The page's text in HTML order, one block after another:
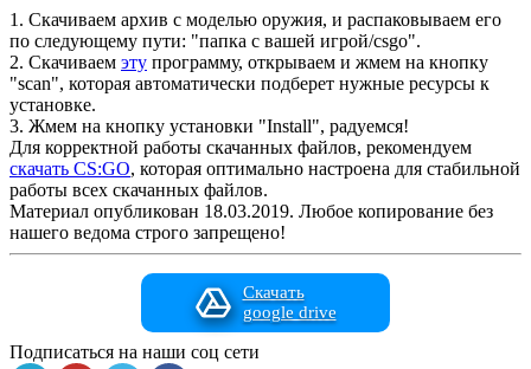
1. Скачиваем архив с моделью оружия, и распаковываем его
по следующему пути: "папка с вашей игрой/csgo".
2. Скачиваем эту программу, открываем и жмем на кнопку
"scan", которая автоматически подберет нужные ресурсы к
установке.
3. Жмем на кнопку установки "Install", радуемся!
Для корректной работы скачанных файлов, рекомендуем
скачать CS:GO, которая оптимально настроена для стабильной
работы всех скачанных файлов.
Материал опубликован 18.03.2019. Любое копирование без
нашего ведома строго запрещено!
Скачать
google drive
Подписаться на наши соц сети